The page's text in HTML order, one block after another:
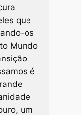
que
os
Mundo
é
um